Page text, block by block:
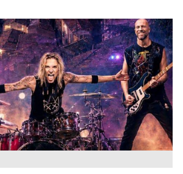
Torresani im Summer Rock